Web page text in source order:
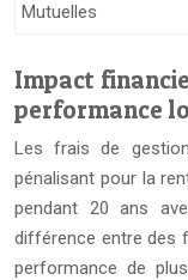
Mutuelles
Impact
performance
Les frais de
pénalisant pour la
pendant 20 ans
différence entre des
performance de